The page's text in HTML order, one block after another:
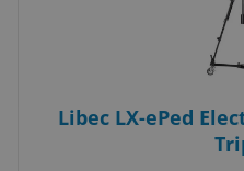
Libec LX-ePed